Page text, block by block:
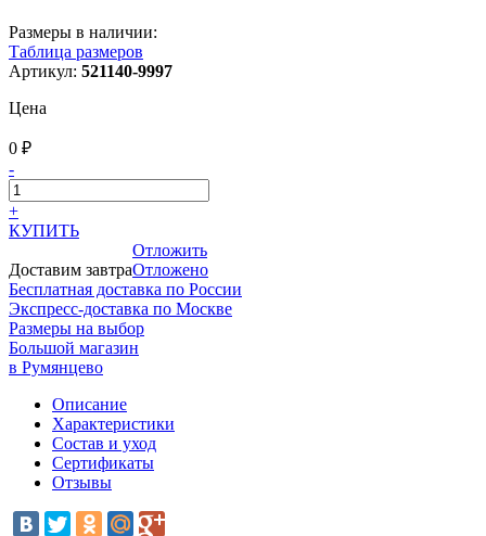
Размеры в наличии:
Таблица размеров
Артикул: 521140-9997
Цена
0 ₽
-
+
КУПИТЬ
Доставим завтра
Отложить
Отложено
Бесплатная доставка по России
Экспресс-доставка по Москве
Размеры на выбор
Большой магазин
в Румянцево
Описание
Характеристики
Состав и уход
Сертификаты
Отзывы